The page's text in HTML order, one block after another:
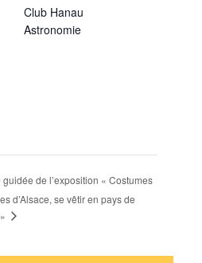
Club Hanau
Astronomie
guidée de l’exposition « Costumes
d’Alsace, se vêtir en pays de